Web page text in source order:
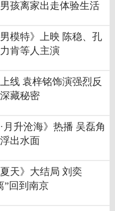
孩离家出走体验生活
男模特》上映 陈稳、孔
肯等人主演
上线 袁梓铭饰演强烈反
藏秘密
月升沧海》热播 吴磊角
出水面
夏天》大结局 刘奕
”回到南京